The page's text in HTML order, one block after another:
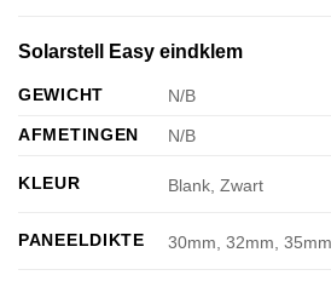
Solarstell Easy eindklem
GEWICHT
N/B
AFMETINGEN
N/B
KLEUR Blank, Zwart
PANEELDIKTE 30mm, 32mm,